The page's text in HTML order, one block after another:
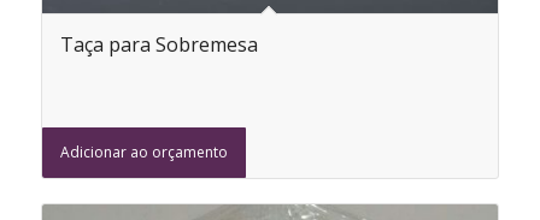
Taça para Sobremesa
Adicionar ao orçamento